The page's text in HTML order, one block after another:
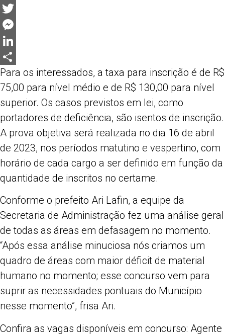
Facebook
Twitter
Messenger
LinkedIn
Share
Para os interessados, a taxa para inscrição é de R$
75,00 para nível médio e de R$ 130,00 para nível
superior. Os casos previstos em lei, como
portadores de deficiência, são isentos de inscrição.
A prova objetiva será realizada no dia 16 de abril
de 2023, nos períodos matutino e vespertino, com
horário de cada cargo a ser definido em função da
quantidade de inscritos no certame.
Conforme o prefeito Ari Lafin, a equipe da
Secretaria de Administração fez uma análise geral
de todas as áreas em defasagem no momento.
“Após essa análise minuciosa nós criamos um
quadro de áreas com maior déficit de material
humano no momento; esse concurso vem para
suprir as necessidades pontuais do Município
nesse momento”, frisa Ari.
Confira as vagas disponíveis em concurso: Agente